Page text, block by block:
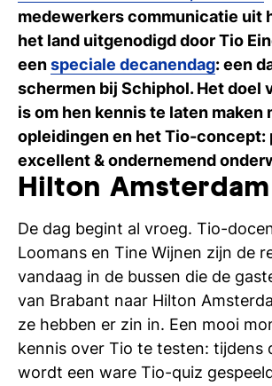
medewerkers communicatie uit
het land uitgenodigd door Tio
eenspeciale decanendag: een
schermen bij Schiphol. Het doel
is om hen kennis te laten maken
opleidingen en het Tio-concept:
excellent & ondernemend
Hilton
De dag begint al vroeg. Tio-
Loomans en Tine Wijnen zijn de
vandaag in de bussen die de
van Brabant naar Hilton
ze hebben er zin in. Een mooi
kennis over Tio te testen: tijdens
wordt een ware Tio-quiz